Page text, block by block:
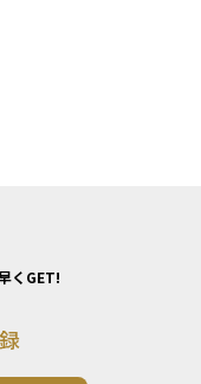
くGET!